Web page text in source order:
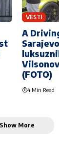
VESTI
A
(FOTO)
4 Min Read
Show More